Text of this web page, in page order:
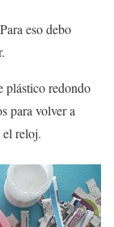
eso debo
plástico redondo
para volver a
el reloj.